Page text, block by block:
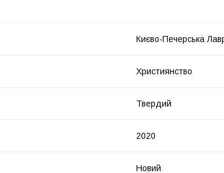
Києво-Печерська
Християнство
Твердий
2020
Новий